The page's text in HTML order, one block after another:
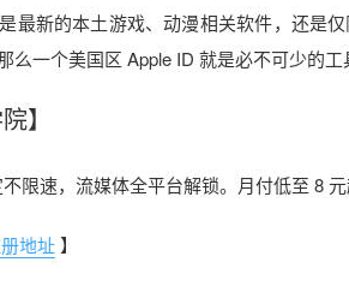
最新的本土游戏、动漫相关软件，还是
么一个美国区 Apple ID 就是必不可少的工
】
限速，流媒体全平台解锁。月付低至 8
地址】